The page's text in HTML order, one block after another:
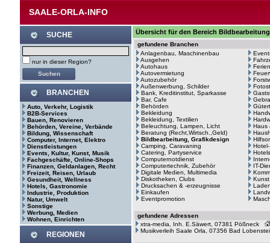
SAALE-ORLA-INFO
SUCHE
nur in dieser Region?
BRANCHEN
Auto, Verkehr, Logistik
B2B-Services
Bauen, Renovieren
Behörden, Vereine, Verbände
Bildung, Wissenschaft
Computer, Internet, Elektro
Dienstleistungen
Events, Kultur, Kunst, Musik
Fachgeschäfte, Online-Shops
Finanzen, Geldanlagen, Recht
Freizeit, Reisen, Urlaub
Gesundheit, Wellness
Hotels, Gastronomie
Industrie, Produktion
Natur, Umwelt
Sonstige
Werbung, Medien
Wohnen, Einrichten
REGIONEN
Übersicht für den Bereich
gefundene Branchen
Anlagenbau, Maschinenbau
Ausgehen
Autohaus
Autovermietung
Autozubehör
Außenwerbung, Schilder
Bank, Kreditinstitut, Sparkasse
Bar, Cafe
Behörden
Bekleidung
Bekleidung, Textilien
Beleuchtung, Lampen, Licht
Beratung (Recht,Wirtsch.,Geld)
Bildbearbeitung, Grafikdesign
Camping, Caravaning
Catering, Partyservice
Computernotdienst
Computertechnik, Zubehör
Digitale Medien, Multimedia
Diskotheken, Clubs
Drucksachen & -erzeugnisse
Einkaufen
Eventpromotion
Haus
IT-
Kunst
gefundene Adressen
xtra-media, Inh. E.Säwert, 07381 Pößneck
Musikverleih Saale Orla, 07356 Bad